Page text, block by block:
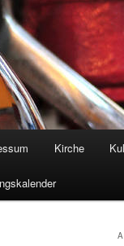
Kirche